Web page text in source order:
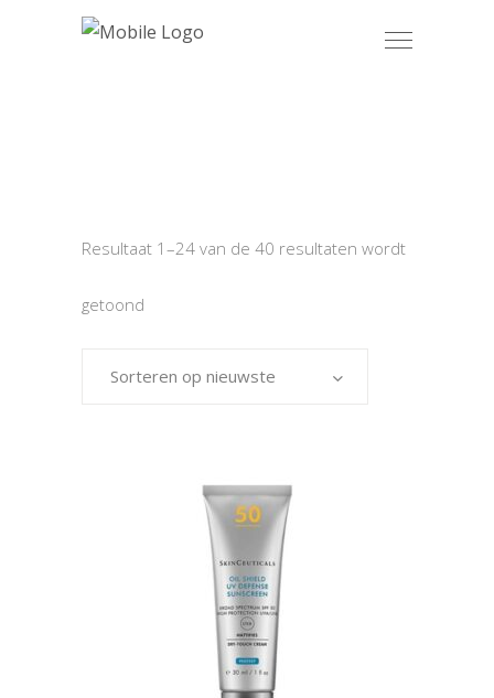
Resultaat 1–24 van de 40 resultaten wordt
getoond
Sorteren op nieuwste
IN WINKELMAND